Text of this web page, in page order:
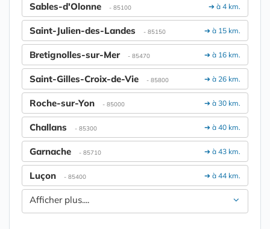
➔ à 4 km.
Sables-d'Olonne - 85100
➔ à 15 km.
Saint-Julien-des-Landes - 85150
➔ à 16 km.
Bretignolles-sur-Mer - 85470
➔ à 26 km.
Saint-Gilles-Croix-de-Vie - 85800
➔ à 30 km.
Roche-sur-Yon - 85000
➔ à 40 km.
Challans - 85300
➔ à 43 km.
Garnache - 85710
➔ à 44 km.
Luçon - 85400
Afficher plus....